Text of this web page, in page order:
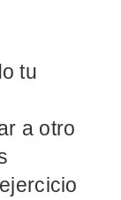
tu
a otro